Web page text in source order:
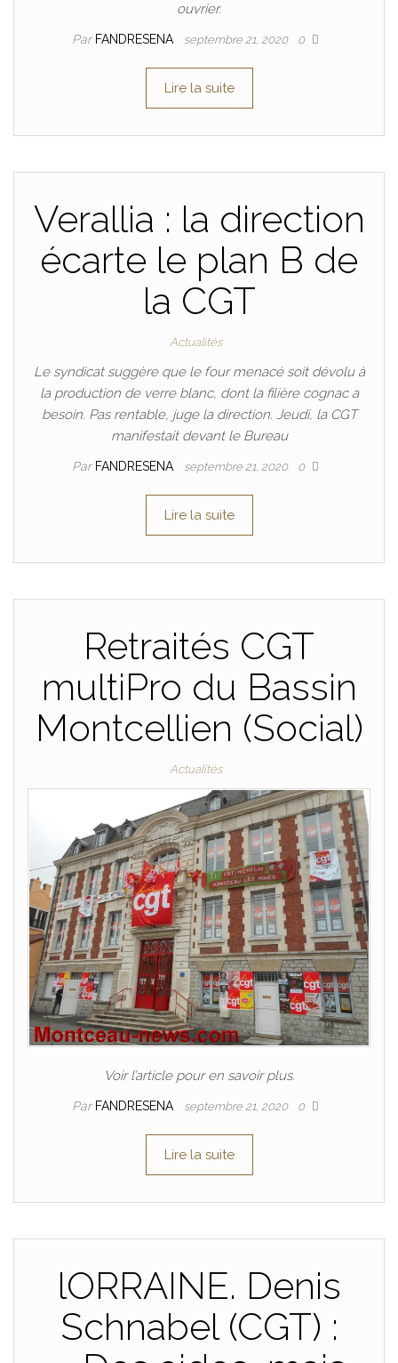
ouvrier.
Par FANDRESENA septembre 21, 2020 0
Lire la suite
Verallia : la direction
écarte le plan B de
la CGT
Actualités
Le syndicat suggère que le four menacé soit dévolu à
la production de verre blanc, dont la filière cognac a
besoin. Pas rentable, juge la direction. Jeudi, la CGT
manifestait devant le Bureau
Par FANDRESENA septembre 21, 2020 0
Lire la suite
Retraités CGT
multiPro du Bassin
Montcellien (Social)
Actualités
Voir l’article pour en savoir plus.
Par FANDRESENA septembre 21, 2020 0
Lire la suite
lORRAINE. Denis
Schnabel (CGT) :